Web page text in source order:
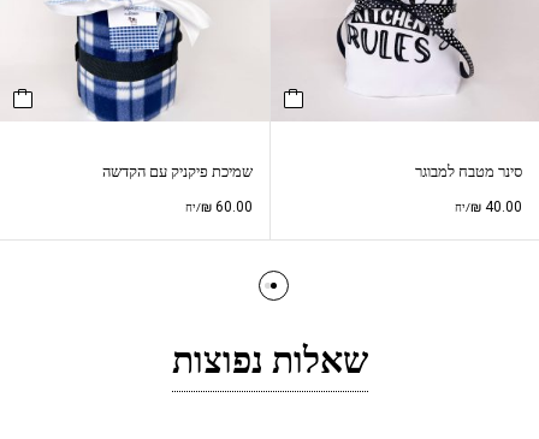
סינר מטבח למבוגר
₪ 40.00 /יח
שמיכת פיקניק עם הקדשה
₪60.00 /יח
שאלות נפוצות